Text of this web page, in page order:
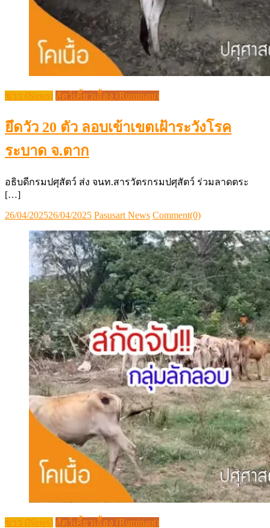
ข่าว (News) สัตว์เคี้ยวเอื้อง (Ruminant)
ยึดวัว 20 ตัว ลอบเข้าเขตเฝ้าระวังโรค
ระบาด จ.ตาก
อธิบดีกรมปศุสัตว์ ส่ง จนท.สารวัตรกรมปศุสัตว์ ร่วมลาดตระ
[…]
Posted
26/04/202526/04/2025 Author
Pasusart News Comment(0)
ข่าว (News) สัตว์เคี้ยวเอื้อง (Ruminant)